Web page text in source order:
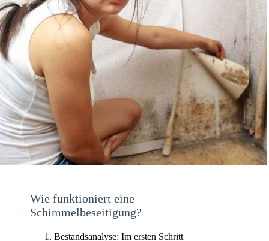
Wie funktioniert eine
Schimmelbeseitigung?
Bestandsanalyse: Im ersten Schritt